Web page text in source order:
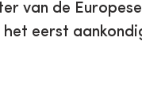
van de
eerst